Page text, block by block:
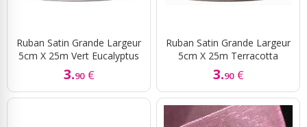
Ruban Satin Grande Largeur
5cm X 25m Vert Eucalyptus
3.90 €
Ruban Satin Grande Largeur
5cm X 25m Terracotta
3.90 €